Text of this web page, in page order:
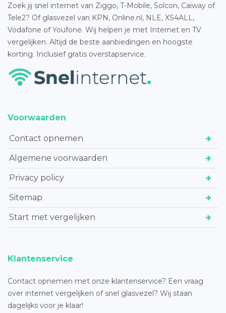
Zoek jij snel internet van Ziggo, T-Mobile, Solcon, Caiway of
Tele2? Of glasvezel van KPN, Online.nl, NLE, XS4ALL,
Vodafone of Youfone. Wij helpen je met Internet en TV
vergelijken. Altijd de beste aanbiedingen en hoogste
korting. Inclusief gratis overstapservice.
Voorwaarden
Contact opnemen
Algemene voorwaarden
Privacy policy
Sitemap
Start met vergelijken
Klantenservice
Contact opnemen met onze klantenservice? Een vraag
over internet vergelijken of snel glasvezel? Wij staan
dagelijks voor je klaar!